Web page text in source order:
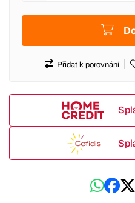
Přidat k porovnání